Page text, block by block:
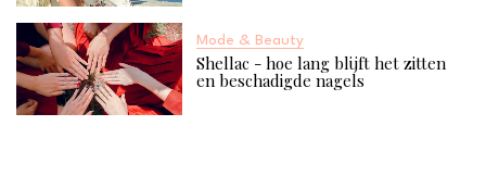
Mode & Beauty
Shellac - hoe lang blijft het zitten
en beschadigde nagels